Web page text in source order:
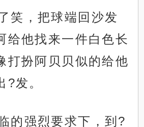
笑，把球端回沙发
给他找来一件白色长
打扮阿贝贝似的给他
?发。
的强烈要求下，到?